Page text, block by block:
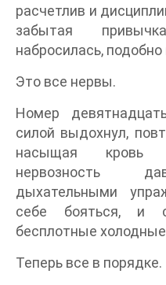
расчетлив и
забытая
набросилась,
Это все нервы.
Номер
силой выдохнул,
насыщая кровь
нервозность
дыхательными
себе бояться, и
бесплотные
Теперь все в порядке.